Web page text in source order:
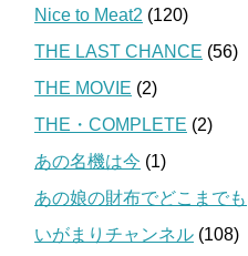
Nice to Meat2 (120)
THE LAST CHANCE (56)
THE MOVIE (2)
THE・COMPLETE (2)
あの名機は今 (1)
あの娘の財布でどこまでも
いがまりチャンネル (108)